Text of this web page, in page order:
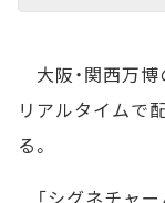
大阪・関西万博
リアルタイムで
る。
「シグネチャー